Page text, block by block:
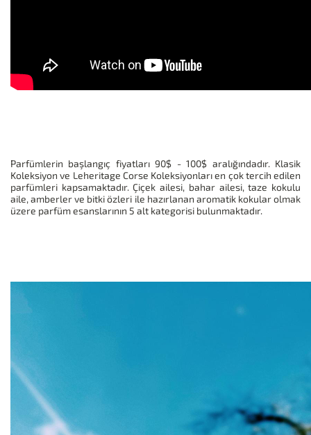
Parfümlerin başlangıç fiyatları 90$ - 100$ aralığındadır. Klasik
Koleksiyon ve Leheritage Corse Koleksiyonları en çok tercih edilen
parfümleri kapsamaktadır. Çiçek ailesi, bahar ailesi, taze kokulu
aile, amberler ve bitki özleri ile hazırlanan aromatik kokular olmak
üzere parfüm esanslarının 5 alt kategorisi bulunmaktadır.